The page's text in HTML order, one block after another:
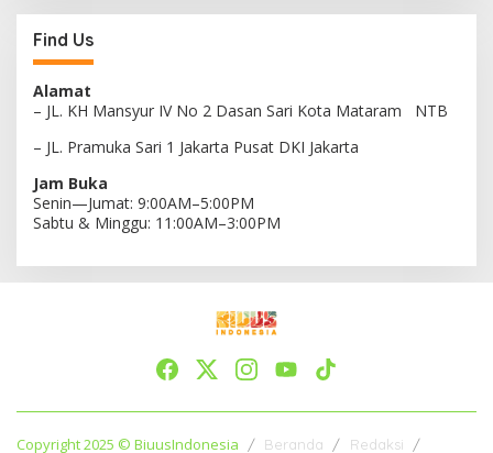
Find Us
Alamat
– JL. KH Mansyur IV No 2 Dasan Sari Kota Mataram NTB
– JL. Pramuka Sari 1 Jakarta Pusat DKI Jakarta
Jam Buka
Senin—Jumat: 9:00AM–5:00PM
Sabtu & Minggu: 11:00AM–3:00PM
Copyright 2025 © BiuusIndonesia Beranda Redaksi